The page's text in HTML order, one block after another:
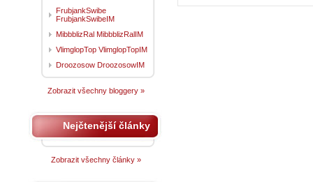
FrubjankSwibe
FrubjankSwibeIM
MibbblizRal MibbblizRalIM
VlimglopTop VlimglopTopIM
Droozosow DroozosowIM
Zobrazit všechny bloggery »
Nejčtenější články
Zobrazit všechny články »